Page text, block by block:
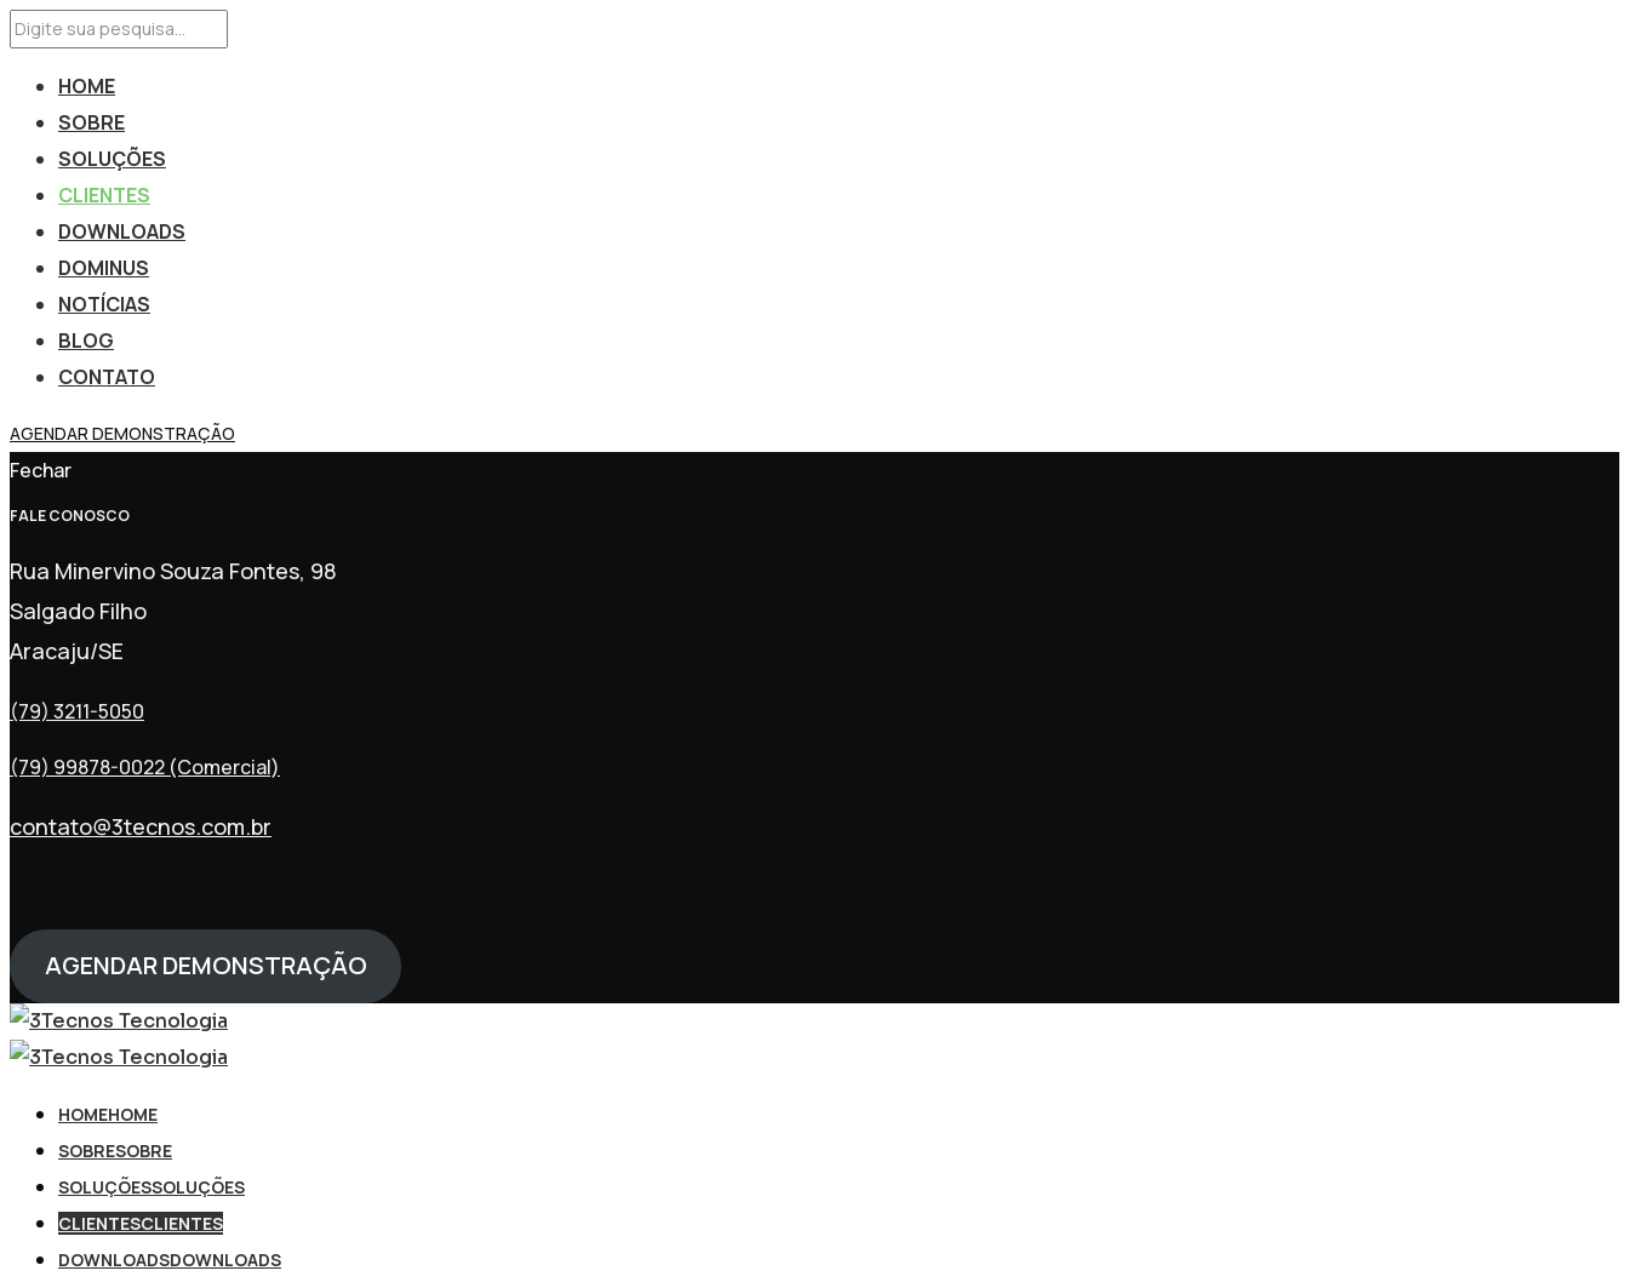
HOME
SOBRE
SOLUÇÕES
CLIENTES
DOWNLOADS
DOMINUS
NOTÍCIAS
BLOG
CONTATO
AGENDAR DEMONSTRAÇÃO
Fechar
FALE CONOSCO
Rua Minervino Souza Fontes, 98
Salgado Filho
Aracaju/SE
(79) 3211-5050
(79) 99878-0022 (Comercial)
contato@3tecnos.com.br
AGENDAR DEMONSTRAÇÃO
HOMEHOME
SOBRESOBRE
SOLUÇÕESSOLUÇÕES
CLIENTESCLIENTES
DOWNLOADSDOWNLOADS